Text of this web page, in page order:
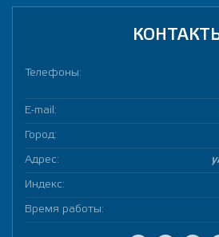
Телефоны:
E-mail:
Город:
Адрес:
Индекс:
Время работы: